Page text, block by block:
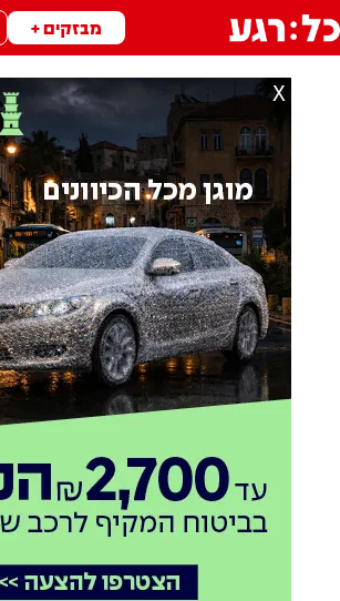
מבזקים +
X